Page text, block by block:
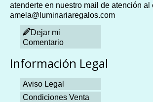
atenderte en nuestro mail de atención al
amela@luminariaregalos.com
Dejar mi
Comentario
Información Legal
Aviso Legal
Condiciones Venta